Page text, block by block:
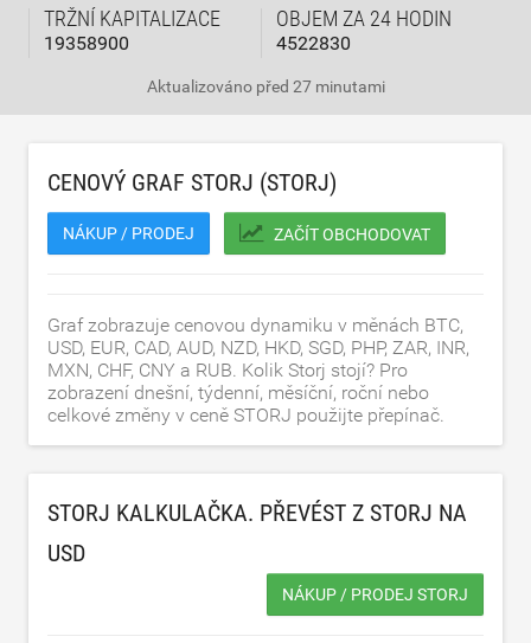
TRŽNÍ KAPITALIZACE
19358900
OBJEM ZA 24 HODIN
4522830
Aktualizováno před 27 minutami
CENOVÝ GRAF STORJ (STORJ)
NÁKUP / PRODEJ ZAČÍT OBCHODOVAT
Graf zobrazuje cenovou dynamiku v měnách BTC,
USD, EUR, CAD, AUD, NZD, HKD, SGD, PHP, ZAR, INR,
MXN, CHF, CNY a RUB. Kolik Storj stojí? Pro
zobrazení dnešní, týdenní, měsíční, roční nebo
celkové změny v ceně STORJ použijte přepínač.
STORJ KALKULAČKA. PŘEVÉST Z STORJ NA
USD
NÁKUP / PRODEJ STORJ